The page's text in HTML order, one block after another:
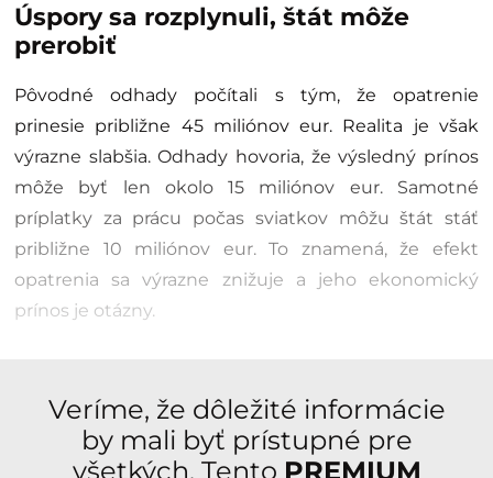
Úspory sa rozplynuli, štát môže
prerobiť
Pôvodné odhady počítali s tým, že opatrenie
prinesie približne 45 miliónov eur. Realita je však
výrazne slabšia. Odhady hovoria, že výsledný prínos
môže byť len okolo 15 miliónov eur. Samotné
príplatky za prácu počas sviatkov môžu štát stáť
približne 10 miliónov eur. To znamená, že efekt
opatrenia sa výrazne znižuje a jeho ekonomický
prínos je otázny.
Veríme, že dôležité informácie
by mali byť prístupné pre
všetkých. Tento PREMIUM